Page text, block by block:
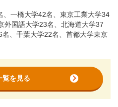
一橋大学42名、東京工業大学34
外国語大学23名、北海道大学37
、千葉大学22名、首都大学東京
覧を見る